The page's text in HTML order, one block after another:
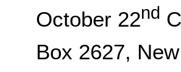
October 22nd
Box 2627,